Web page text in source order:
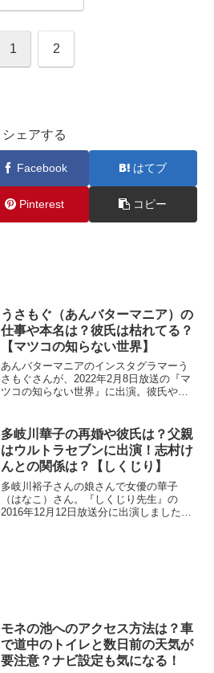
1 2
シェアする
Facebook はてブ
Pinterest コピー
うさもぐ（あんバターマニア）の
仕事や本名は？彼氏は枯れてる？
【マツコの知らない世界】
あんバターマニアのインスタグラマーう
さもぐさんが、2022年2月8日放送の『マ
ツコの知らない世界』に出演。彼氏や結
多岐川華子の再婚や彼氏は？父親
はウルトラセブンに出演！志村け
んとの関係は？【しくじり】
多岐川裕子さんの娘さんで女優の華子
（はなこ）さん。『しくじり先生』の
2016年12月12日放送分に出演しました。
モネの池へのアクセス方法は？車
で道中のトイレと数日前の天気が
要注意？ナビ設定も気になる！